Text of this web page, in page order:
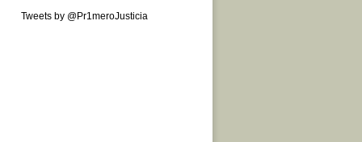
Tweets by @Pr1meroJusticia